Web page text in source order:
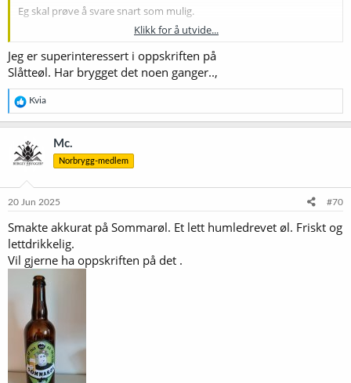
Eg skal prøve å svare snart som mulig.
Andrew Rathband
Prodution Manager,
Kinn Bryggeri
Oppdatert av moderator:
Oppskrifter som er lagt ut eller bekreftet av Andrew
Pryl-
oppskrift
Svartekunst-oppskrift
Klikk for å utvide...
Jeg er superinteressert i oppskriften på
Slåtteøl. Har brygget det noen ganger..,
R
e
a
s
j
e
:
Kvia
Mc.
Norbrygg-medlem
20 Jun 2025 #70
Smakte akkurat på Sommarøl. Et lett humledrevet øl. Friskt og
lettdrikkelig.
Vil gjerne ha oppskriften på det .